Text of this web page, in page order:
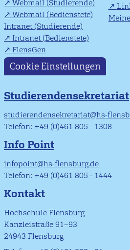
Webmail (Studierende)
Webmail (Bedienstete)
Intranet (Studierende)
Intranet (Bedienstete)
FlensGen
Cookie Einstellungen
Studierendensekretariat
studierendensekretariat@hs-
Telefon: +49 (0)461 805 - 1308
Info Point
infopoint@hs-flensburg.de
Telefon: +49 (0)461 805 - 1444
Kontakt
Hochschule Flensburg
Kanzleistraße 91–93
24943 Flensburg